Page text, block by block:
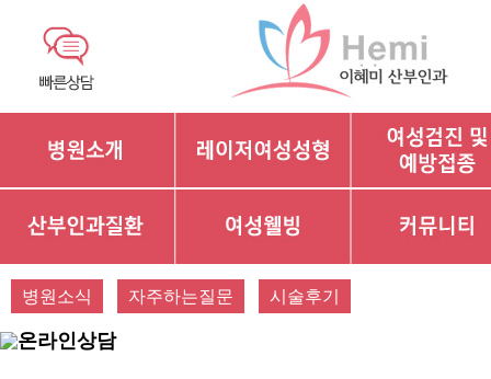
병원소식 자주하는질문 시술후기
온라인상담